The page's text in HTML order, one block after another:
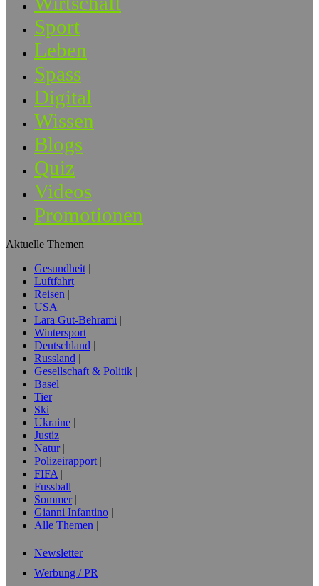
Sport
Leben
Spass
Digital
Wissen
Blogs
Quiz
Videos
Promotionen
Aktuelle Themen
Gesundheit
Luftfahrt
Reisen
USA
Lara Gut-Behrami
Wintersport
Deutschland
Russland
Gesellschaft & Politik
Basel
Tier
Ski
Ukraine
Justiz
Natur
Polizeirapport
FIFA
Fussball
Sommer
Gianni Infantino
Alle Themen
Newsletter
Werbung / PR